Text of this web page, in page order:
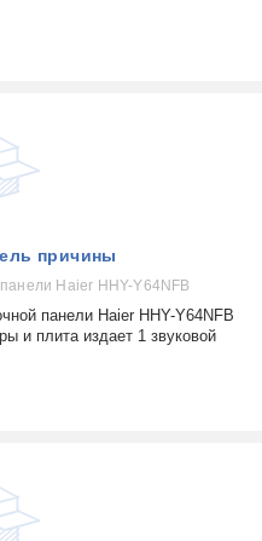
причины
Haier HHY-Y64NFB
панели Haier HHY-Y64NFB
и плита издает 1 звуковой